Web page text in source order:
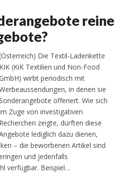
reine
Die Textil-Ladenkette
KIK (KiK Textilien und Non-Food
wirbt periodisch mit
in denen sie
offeriert. Wie sich
Zuge von investigativen
Recherchen zeigte, dürften diese
lediglich dazu dienen,
– die beworbenen Artikel sind
und jedenfalls
verfügbar. Beispiel…